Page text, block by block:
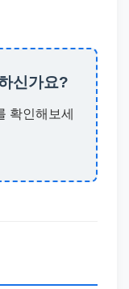
신가요?
확인해보세